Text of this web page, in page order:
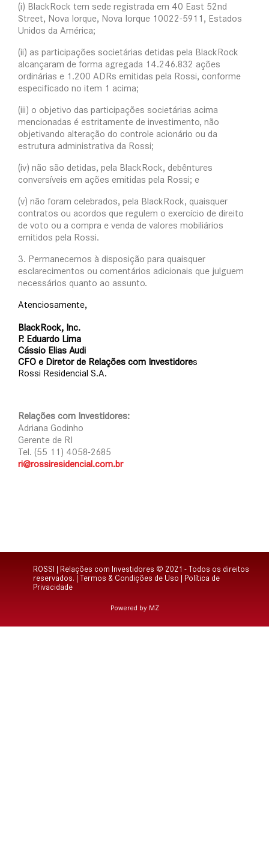
(i) BlackRock tem sede registrada em 40 East 52nd
Street, Nova Iorque, Nova Iorque 10022-5911, Estados
Unidos da América;
(ii) as participações societárias detidas pela BlackRock
alcançaram de forma agregada 14.246.832 ações
ordinárias e 1.200 ADRs emitidas pela Rossi, conforme
especificado no item 1 acima;
(iii) o objetivo das participações societárias acima
mencionadas é estritamente de investimento, não
objetivando alteração do controle acionário ou da
estrutura administrativa da Rossi;
(iv) não são detidas, pela BlackRock, debêntures
conversíveis em ações emitidas pela Rossi; e
(v) não foram celebrados, pela BlackRock, quaisquer
contratos ou acordos que regulem o exercício de direito
de voto ou a compra e venda de valores mobiliários
emitidos pela Rossi.
3. Permanecemos à disposição para quaisquer
esclarecimentos ou comentários adicionais que julguem
necessários quanto ao assunto.
Atenciosamente,
BlackRock, Inc.
P. Eduardo Lima
Cássio Elias Audi
CFO e Diretor de Relações com Investidores
Rossi Residencial S.A.
Relações com Investidores:
Adriana Godinho
Gerente de RI
Tel. (55 11) 4058-2685
ri@rossiresidencial.com.br
ROSSI | Relações com Investidores © 2021 - Todos os direitos
reservados. | Termos & Condições de Uso
Política de
Privacidade
Powered by MZ